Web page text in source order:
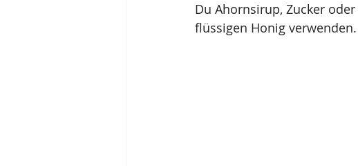
Du Ahornsirup, Zucker oder
flüssigen Honig verwenden.